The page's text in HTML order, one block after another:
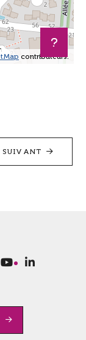
contributeurs.
SUIVANT